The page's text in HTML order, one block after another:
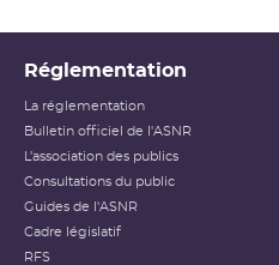
Réglementation
La réglementation
Bulletin officiel de l'ASNR
L’association des publics
Consultations du public
Guides de l'ASNR
Cadre législatif
RFS